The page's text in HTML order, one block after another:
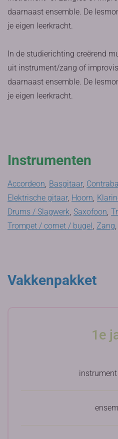
daarnaast ensemble. De
je eigen leerkracht.
In de studierichting creërend
uit instrument/zang of
daarnaast ensemble. De
je eigen leerkracht.
Instrumenten
Accordeon, Basgitaar,
Elektrische gitaar, Hoorn,
Drums / Slagwerk, Saxofoon,
Trompet / cornet / bugel, Zang,
Vakkenpakket
1e